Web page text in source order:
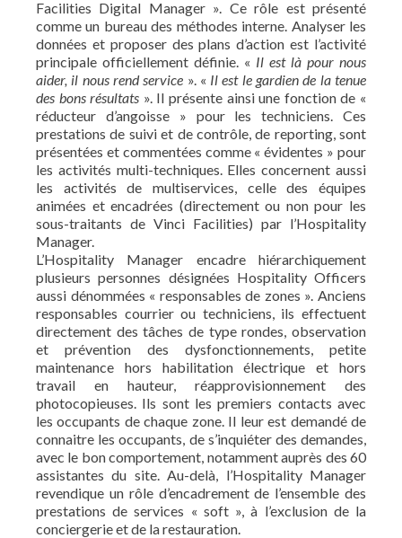
Facilities Digital Manager ». Ce rôle est présenté
comme un bureau des méthodes interne. Analyser les
données et proposer des plans d’action est l’activité
principale officiellement définie. « Il est là pour nous
aider, il nous rend service ». « Il est le gardien de la tenue
des bons résultats ». Il présente ainsi une fonction de «
réducteur d’angoisse » pour les techniciens. Ces
prestations de suivi et de contrôle, de reporting, sont
présentées et commentées comme « évidentes » pour
les activités multi-techniques. Elles concernent aussi
les activités de multiservices, celle des équipes
animées et encadrées (directement ou non pour les
sous-traitants de Vinci Facilities) par l’Hospitality
Manager.
L’Hospitality Manager encadre hiérarchiquement
plusieurs personnes désignées Hospitality Officers
aussi dénommées « responsables de zones ». Anciens
responsables courrier ou techniciens, ils effectuent
directement des tâches de type rondes, observation
et prévention des dysfonctionnements, petite
maintenance hors habilitation électrique et hors
travail en hauteur, réapprovisionnement des
photocopieuses. Ils sont les premiers contacts avec
les occupants de chaque zone. Il leur est demandé de
connaitre les occupants, de s’inquiéter des demandes,
avec le bon comportement, notamment auprès des 60
assistantes du site. Au-delà, l’Hospitality Manager
revendique un rôle d’encadrement de l’ensemble des
prestations de services « soft », à l’exclusion de la
conciergerie et de la restauration.